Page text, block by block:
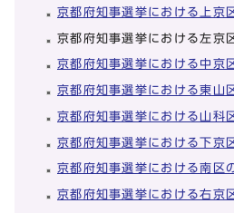
京都府知事選挙における上京
京都府知事選挙における左京
京都府知事選挙における中京
京都府知事選挙における東山
京都府知事選挙における山科
京都府知事選挙における下京
京都府知事選挙における南区
京都府知事選挙における右京